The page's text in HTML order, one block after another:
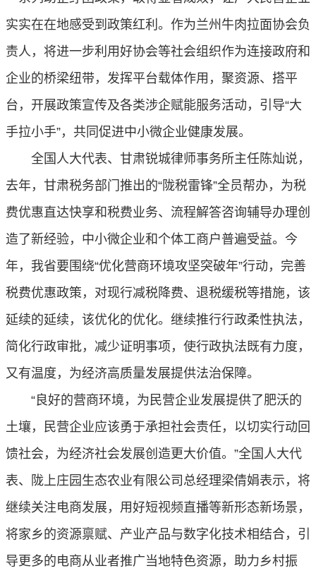
实实在在地感受到政策红利。作为兰州牛肉拉面协会负
责人，将进一步利用好协会等社会组织作为连接政府和
企业的桥梁纽带，发挥平台载体作用，聚资源、搭平
台，开展政策宣传及各类涉企赋能服务活动，引导“大
手拉小手”，共同促进中小微企业健康发展。
全国人大代表、甘肃锐城律师事务所主任陈灿说，
去年，甘肃税务部门推出的“陇税雷锋”全员帮办，为税
费优惠直达快享和税费业务、流程解答咨询辅导办理创
造了新经验，中小微企业和个体工商户普遍受益。今
年，我省要围绕“优化营商环境攻坚突破年”行动，完善
税费优惠政策，对现行减税降费、退税缓税等措施，该
延续的延续，该优化的优化。继续推行行政柔性执法，
简化行政审批，减少证明事项，使行政执法既有力度，
又有温度，为经济高质量发展提供法治保障。
“良好的营商环境，为民营企业发展提供了肥沃的
土壤，民营企业应该勇于承担社会责任，以切实行动回
馈社会，为经济社会发展创造更大价值。”全国人大代
表、陇上庄园生态农业有限公司总经理梁倩娟表示，将
继续关注电商发展，用好短视频直播等新形态新场景，
将家乡的资源禀赋、产业产品与数字化技术相结合，引
导更多的电商从业者推广当地特色资源，助力乡村振